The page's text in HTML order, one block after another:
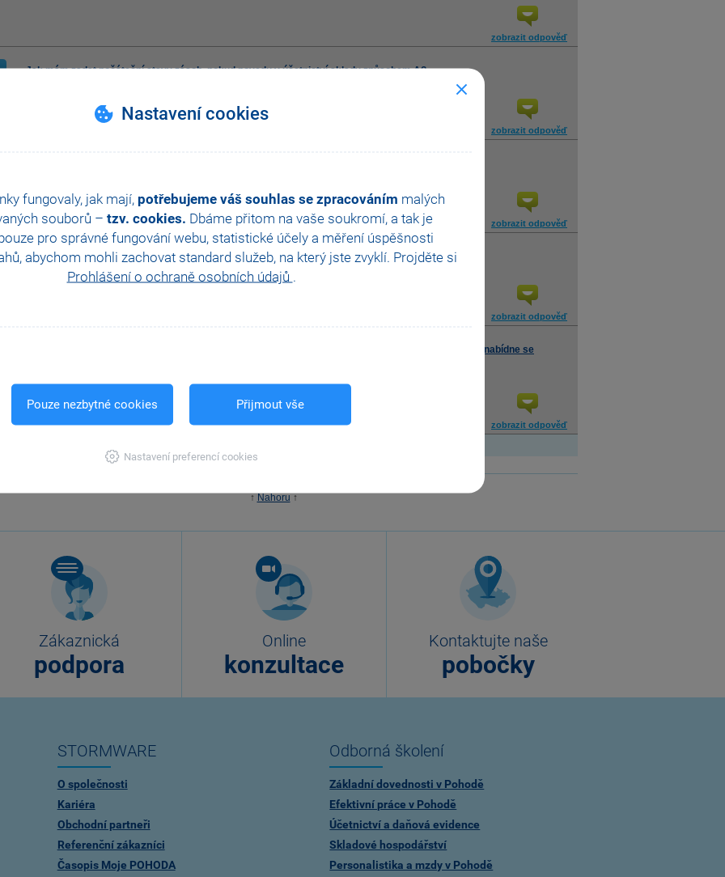
Nastavení cookies
fungovaly, jak mají, potřebujeme váš souhlas se zpracováním malých
souborů – tzv. cookies. Dbáme přitom na vaše soukromí, a tak je
pro správné fungování webu, statistické účely a měření úspěšnosti
abychom mohli zachovat standard služeb, na který jste zvyklí. Projděte si
Prohlášení o ochraně osobních údajů .
Pouze nezbytné cookies Přijmout vše
Nastavení preferencí cookies
zobrazit odpověď
Jak mám zadat počáteční stavy zásob, pokud povedu v účetnictví sklady způsobem A?
zobrazit odpověď
zobrazit odpověď
Je možné do agendy Počáteční stavy salda přenést doklady automaticky?
zobrazit odpověď
V agendě Počáteční stavy salda zvolím nabídku Záznam/Přenos -> povel např. Vydané faktury ->, nenabídne se
zobrazit odpověď
↑ Nahoru ↑
Zákaznická
podpora
Online
konzultace
Kontaktujte naše
pobočky
STORMWARE
O společnosti
Kariéra
Obchodní partneři
Referenční zákazníci
Časopis Moje POHODA
Odborná školení
Základní dovednosti v Pohodě
Efektivní práce v Pohodě
Účetnictví a daňová evidence
Skladové hospodářství
Personalistika a mzdy v Pohodě